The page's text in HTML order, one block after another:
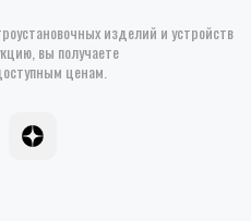
изделий и устройств
вы получаете
ценам.